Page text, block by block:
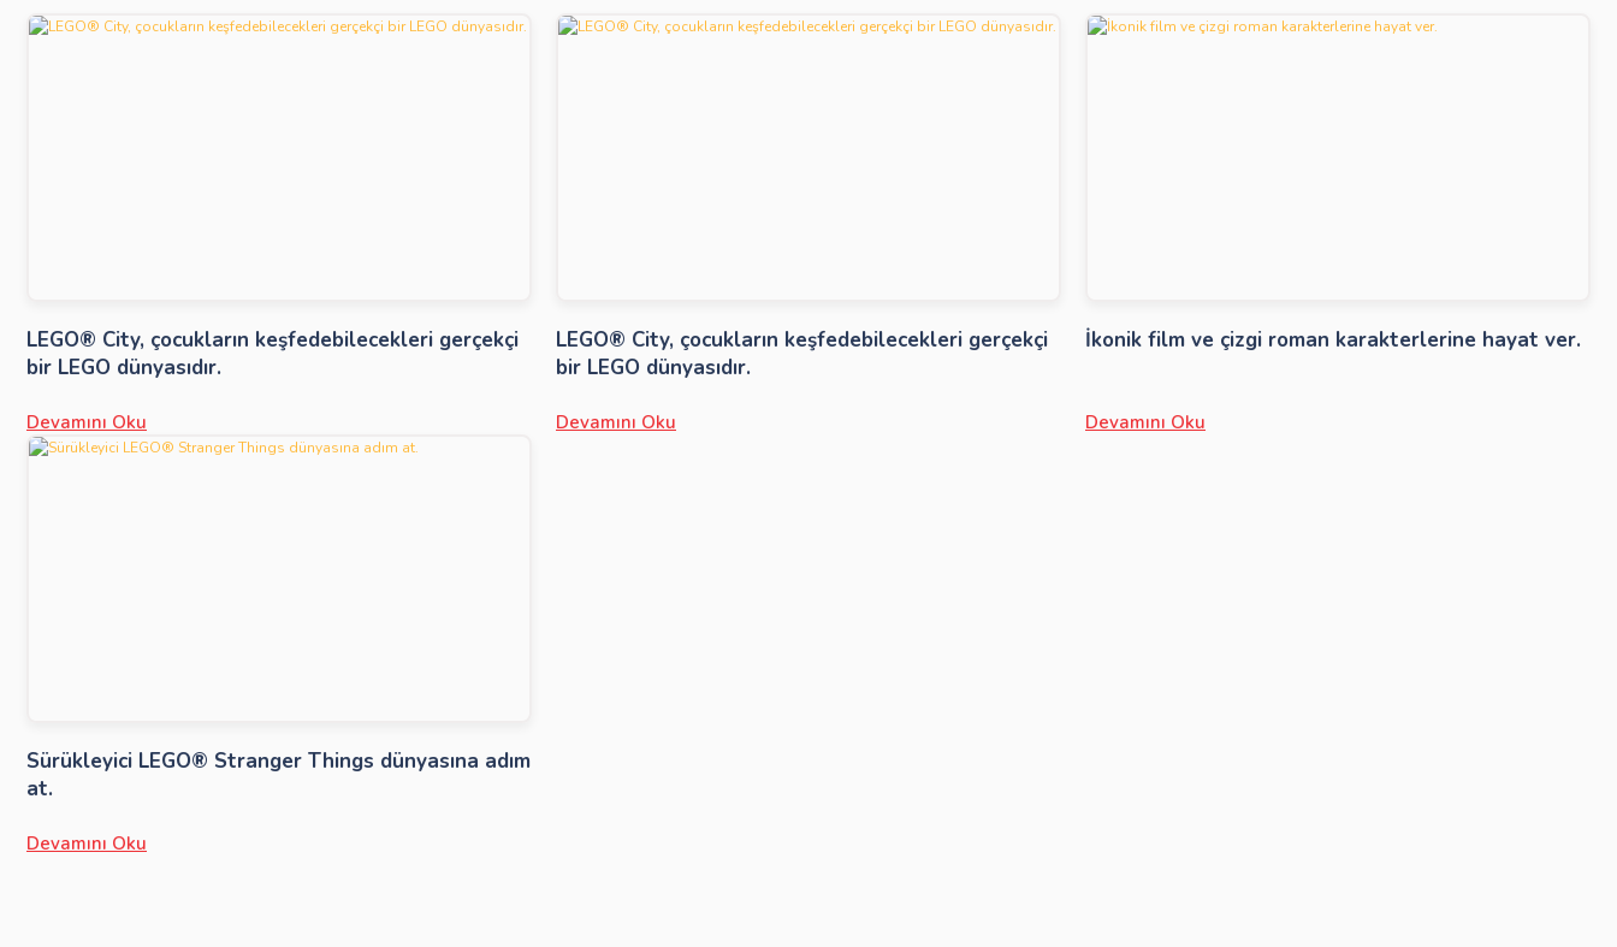
LEGO® City, çocukların keşfedebilecekleri gerçekçi
bir LEGO dünyasıdır.
Devamını Oku
LEGO® City, çocukların keşfedebilecekleri gerçekçi
bir LEGO dünyasıdır.
Devamını Oku
İkonik film ve çizgi roman karakterlerine hayat ver.
Devamını Oku
Sürükleyici LEGO® Stranger Things dünyasına adım
at.
Devamını Oku